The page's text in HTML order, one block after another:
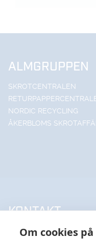
Om cookies
ALMGRUPPEN
SKROTCENTRALEN
NORDIC RECYCLING
ÅKERBLOMS
KONTAKT
UPPSALA HANDELSSTÅL